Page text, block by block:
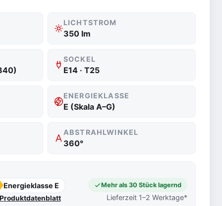
LICHTSTROM
350 lm
SOCKEL
E14 · T25
ENERGIEKLASSE
E (Skala A–G)
ABSTRAHLWINKEL
360°
Energieklasse E Mehr als 30 Stück lagernd
Lieferzeit 1–2 Werktage*